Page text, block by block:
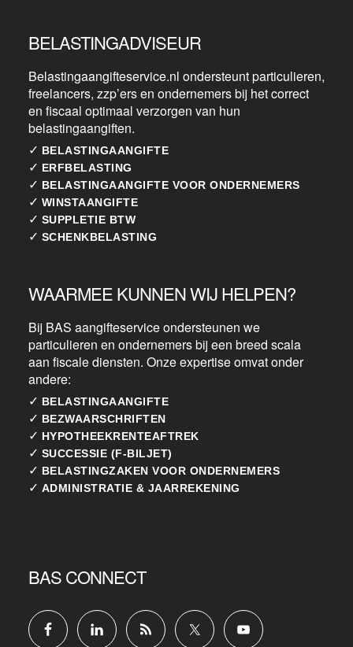
BELASTINGADVISEUR
Belastingaangifteservice.nl ondersteunt particulieren,
freelancers, zzp’ers en ondernemers bij het correct
en fiscaal optimaal verzorgen van hun
belastingaangiften.
✓ BELASTINGAANGIFTE
✓ ERFBELASTING
✓ BELASTINGAANGIFTE VOOR ONDERNEMERS
✓ WINSTAANGIFTE
✓ SUPPLETIE BTW
✓ SCHENKBELASTING
WAARMEE KUNNEN WIJ HELPEN?
Bij BAS aangifteservice ondersteunen we
particulieren en ondernemers bij een breed scala
aan fiscale diensten. Onze expertise omvat onder
andere:
✓ BELASTINGAANGIFTE
✓ BEZWAARSCHRIFTEN
✓ HYPOTHEEKRENTEAFTREK
✓ SUCCESSIE (F-BILJET)
✓ BELASTINGZAKEN VOOR ONDERNEMERS
✓ ADMINISTRATIE & JAARREKENING
BAS CONNECT